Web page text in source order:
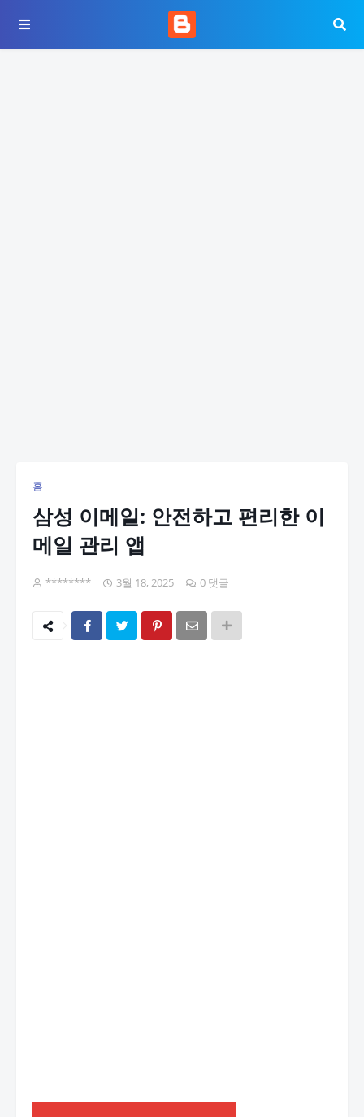
홈
삼성 이메일: 안전하고 편리한 이
메일 관리 앱
******** 3월 18, 2025 0 댓글